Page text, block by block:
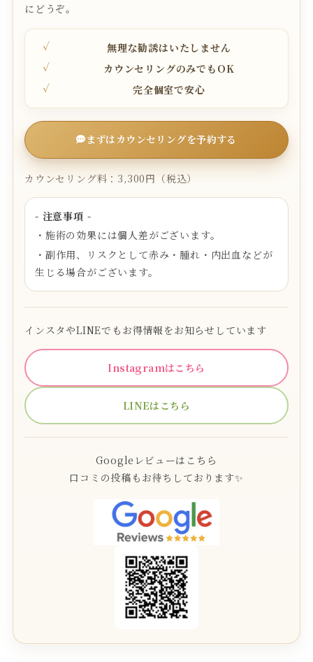
にどうぞ。
無理な勧誘はいたしません
カウンセリングのみでもOK
完全個室で安心
まずはカウンセリングを予約する
カウンセリング料：3,300円（税込）
- 注意事項 -
・施術の効果には個人差がございます。
・副作用、リスクとして赤み・腫れ・内出血などが
生じる場合がございます。
インスタやLINEでもお得情報をお知らせしています
Instagramはこちら
LINEはこちら
Googleレビューはこちら
口コミの投稿もお待ちしております✨